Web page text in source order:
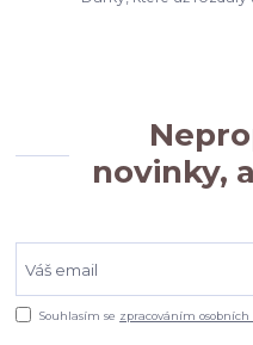
novinky,
Souhlasím se zpracováním